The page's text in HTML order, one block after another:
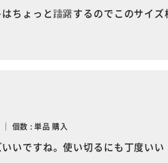
ちょっと躊躇するのでこのサイズ
個数 : 単品 購入
いですね。使い切るにも丁度いい